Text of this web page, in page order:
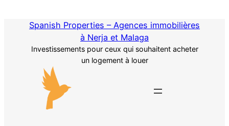
Spanish Properties – Agences immobilières
à Nerja et Malaga
Investissements pour ceux qui souhaitent acheter
un logement à louer